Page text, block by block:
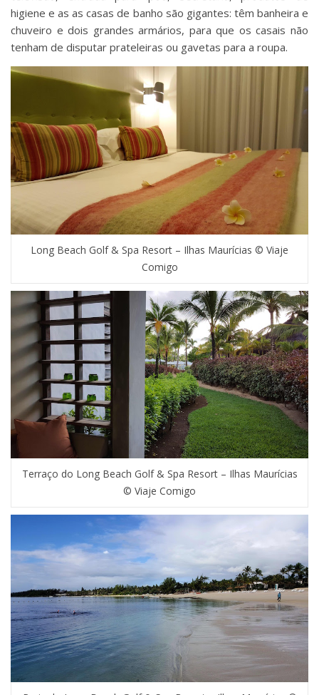
higiene e as as casas de banho são gigantes: têm banheira e
chuveiro e dois grandes armários, para que os casais não
tenham de disputar prateleiras ou gavetas para a roupa.
Long Beach Golf & Spa Resort – Ilhas Maurícias © Viaje
Comigo
Terraço do Long Beach Golf & Spa Resort – Ilhas Maurícias
© Viaje Comigo